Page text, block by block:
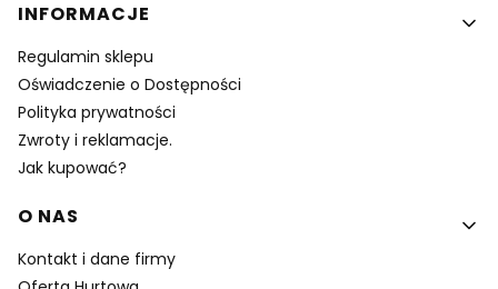
INFORMACJE
Regulamin sklepu
Oświadczenie o Dostępności
Polityka prywatności
Zwroty i reklamacje.
Jak kupować?
O NAS
Kontakt i dane firmy